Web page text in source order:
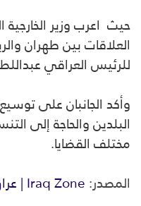
حيث اعرب وزير
العلاقات بين طهران
للرئيس العراقي
وأكد الجانبان على
البلدين والحاجة إلى
مختلف القضايا.
المصدر:Iraq Zone | عراق زون